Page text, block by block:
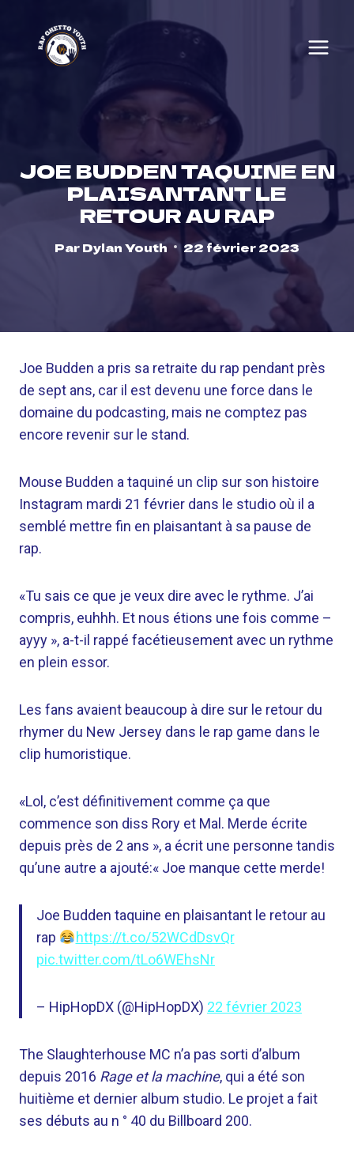
content
JOE BUDDEN TAQUINE EN
PLAISANTANT LE
RETOUR AU RAP
ParDylan Youth 22 février 2023
Joe Budden a pris sa retraite du rap pendant près
de sept ans, car il est devenu une force dans le
domaine du podcasting, mais ne comptez pas
encore revenir sur le stand.
Mouse Budden a taquiné un clip sur son histoire
Instagram mardi 21 février dans le studio où il a
semblé mettre fin en plaisantant à sa pause de
rap.
«Tu sais ce que je veux dire avec le rythme. J’ai
compris, euhhh. Et nous étions une fois comme –
ayyy », a-t-il rappé facétieusement avec un rythme
en plein essor.
Les fans avaient beaucoup à dire sur le retour du
rhymer du New Jersey dans le rap game dans le
clip humoristique.
«Lol, c’est définitivement comme ça que
commence son diss Rory et Mal. Merde écrite
depuis près de 2 ans », a écrit une personne tandis
qu’une autre a ajouté:« Joe manque cette merde!
Joe Budden taquine en plaisantant le retour au
rap
https://t.co/52WCdDsvQr
pic.twitter.com/tLo6WEhsNr
– HipHopDX (@HipHopDX) 22 février 2023
The Slaughterhouse MC n’a pas sorti d’album
depuis 2016 Rage et la machine, qui a été son
huitième et dernier album studio. Le projet a fait
ses débuts au n ° 40 du Billboard 200.